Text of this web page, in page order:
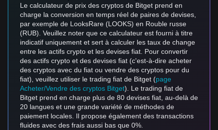
Le calculateur de prix des cryptos de Bitget prend en
charge la conversion en temps réel de paires de devises,
par exemple de LooksRare (LOOKS) en Rouble russe
(RUB). Veuillez noter que ce calculateur est fourni à titre
indicatif uniquement et sert à calculer les taux de change
entre les actifs crypto et les devises fiat. Pour convertir
des actifs crypto et des devises fiat (c'est-à-dire acheter
des cryptos avec du fiat ou vendre des cryptos pour du
fiat), veuillez utiliser le trading fiat de Bitget (page
Acheter/Vendre des cryptos Bitget). Le trading fiat de
Bitget prend en charge plus de 80 devises fiat, au-delà de
20 langues et une grande variété de méthodes de
paiement locales. Il propose également des transactions
fluides avec des frais aussi bas que 0%.